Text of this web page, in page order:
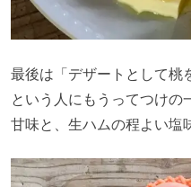
最後は「デザートとして桃
という人にもうってつけ
甘味と、生ハムの程よい塩